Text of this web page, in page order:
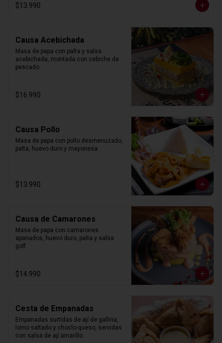
$13.990
Causa Acebichada
Masa de papa con palta y salsa
acebichada, montada con cebiche de
pescado.
$16.990
Causa Pollo
Masa de papa con pollo desmenuzado,
palta, huevo duro y mayonesa.
$13.990
Causa de Camarones
Masa de papa con camarones
apanados, huevo duro, palta y salsa
golf.
$14.990
Cesta de Empanadas
Empanadas surtidas de ají de gallina,
lomo saltado y choclo-queso, servidas
con salsa de ají amarillo.